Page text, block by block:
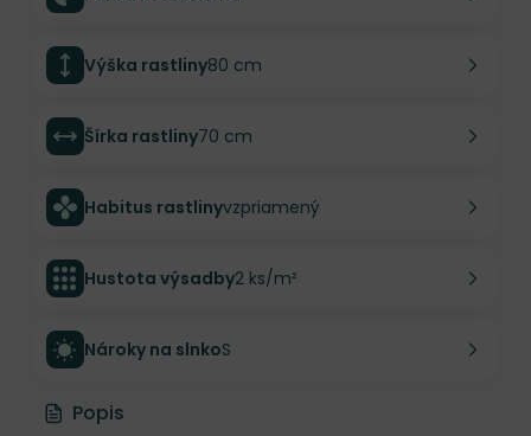
Výška rastliny80 cm
Šírka rastliny70 cm
Habitus rastlinyvzpriamený
Hustota výsadby2 ks/m²
Nároky na slnkoS
Popis